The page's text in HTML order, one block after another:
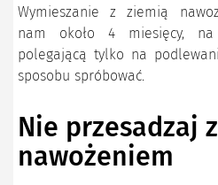
Wymieszanie z ziemią
nam około 4 miesięcy,
polegającą tylko na
sposobu spróbować.
Nie przesadzaj z
nawożeniem